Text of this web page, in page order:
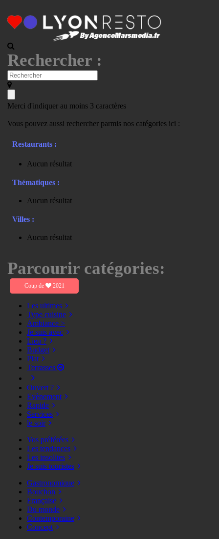
Rechercher :
Merci d'indiquer au moins 3 caractères
Vous pouvez aussi rechercher parmis nos catégories ici :
Restaurants :
Aucun résultat
Thématiques :
Aucun résultat
Villes :
Aucun résultat
Parcourir catégories:
Coup de 2021
Les ultimes
Type cuisine
Ambiance >
Je suis avec
Lieu ?
Budget
Plat
Terrasses
Ouvert ?
Evènement
Rapide
Services
le soir
Vos préférées
Les tendances
Les insolites
Je suis touristes
Gastronomique
Bouchon
Française
Du monde
Contemporaine
Concept